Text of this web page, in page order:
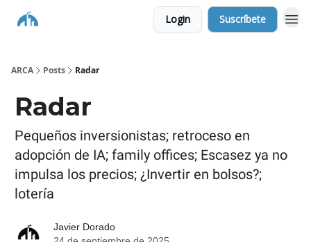
Login Suscríbete
ARCA Posts Radar
Radar
Pequeños inversionistas; retroceso en
adopción de IA; family offices; Escasez ya no
impulsa los precios; ¿Invertir en bolsos?;
lotería
Javier Dorado